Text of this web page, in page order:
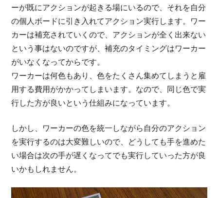
ーが既にアクションが起きる場にいるので、それを自分
の個人ボードに引き入れてアクション実行します。ワー
カーは補充されていくので、アクションが全く出来ない
という事はないのですが、補充のタイミングはワーカー
がいなくなってからです。
ワーカーは何色もあり、色をたくさん集めてしまうと雇
用する費用がかかってしまいます。なので、同じ色で実
行した方が良いという仕組みになっています。
しかし、ワーカーの色を統一しながら自分のアクション
を実行するのは大変難しいので、どうしても手を進めた
い場合は次の手が遅くなってでも実行していった方が良
いかもしれません。